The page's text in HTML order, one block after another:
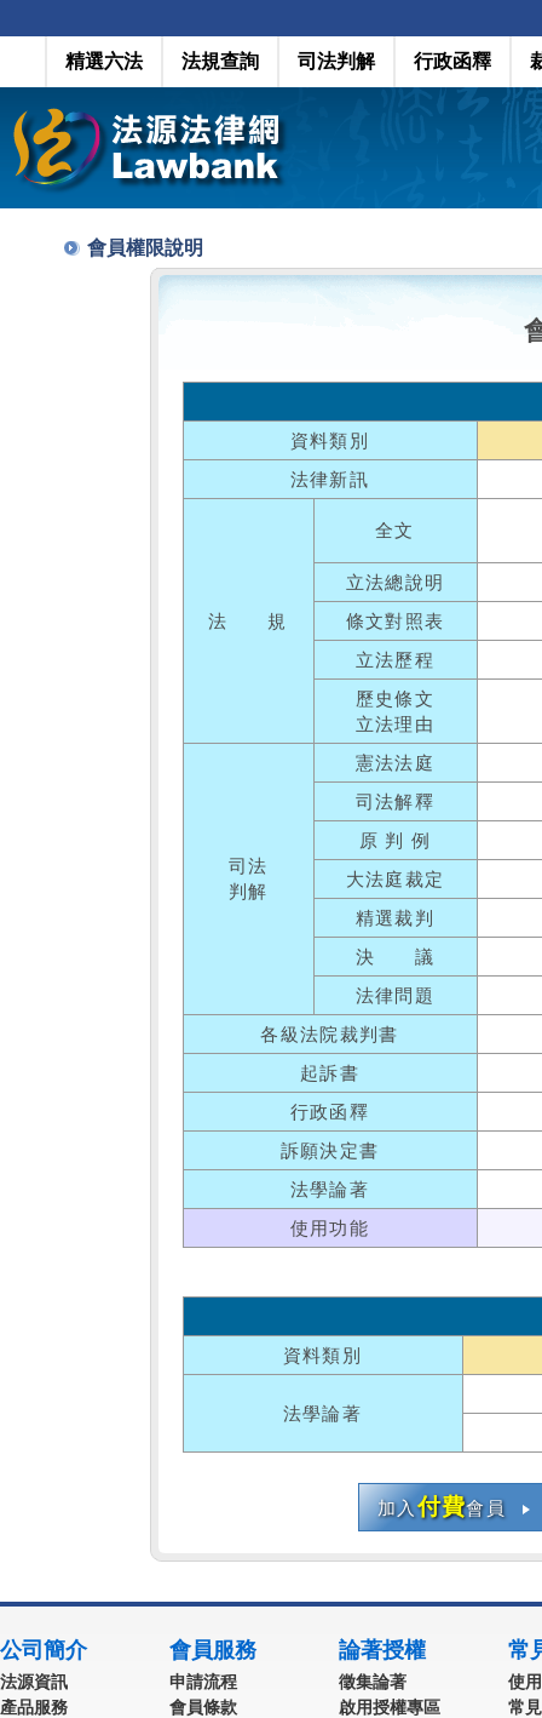
精選六法 法規查詢 司法判解 行政函釋
會員權限說明
資料類別
法律新訊
法 規
全文
立法總說明
條文對照表
立法歷程
歷史條文
立法理由
司法
判解
憲法法庭
司法解釋
原 判 例
大法庭裁定
精選裁判
決 議
法律問題
各級法院裁判書
起訴書
行政函釋
訴願決定書
法學論著
使用功能
資料類別
法學論著
加入付費會員
公司簡介
法源資訊
產品服務
會員服務
申請流程
會員條款
論著授權
徵集論著
啟用授權專區
常
使
常